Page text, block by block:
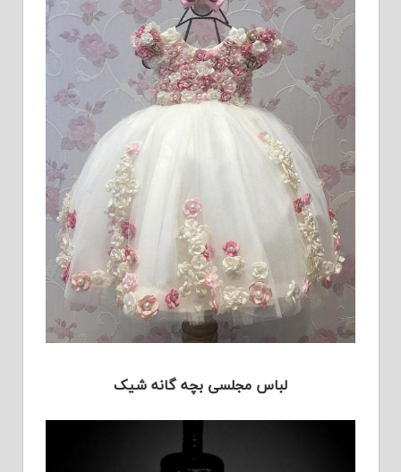
لباس مجلسی بچه گانه شیک